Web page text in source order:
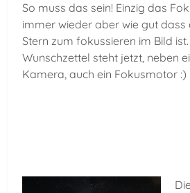
So muss das sein! Einzig das
immer wieder aber wie gut dass
Stern zum fokussieren im Bild
Wunschzettel steht jetzt, neben
Kamera, auch ein Fokusmotor :)